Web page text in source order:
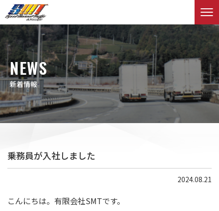
NEWS
新着情報
乗務員が入社しました
2024.08.21
こんにちは。有限会社SMTです。